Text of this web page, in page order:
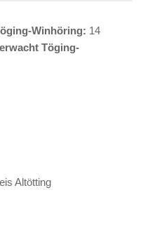
Winhöring: 14
Töging-
Altötting